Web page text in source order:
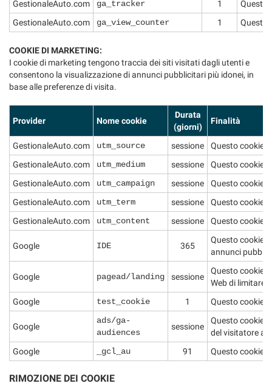
GestionaleAuto.com ga_tracker 1
Questo
GestionaleAuto.com
ga_view_counter 1 Questo
COOKIE DI MARKETING:
I cookie di marketing tengono traccia dei siti visitati dagli utenti e
consentono la visualizzazione di annunci pubblicitari più idonei, in
base alle preferenze di visita.
Provider Nome cookie
Durata
(giorni)
Finalità
GestionaleAuto.com utm_source sessione
Questo cookie
GestionaleAuto.com
utm_medium sessione
Questo cookie
GestionaleAuto.com
utm_campaign sessione
Questo cookie
GestionaleAuto.com
utm_term sessione
Questo cookie
GestionaleAuto.com
utm_content sessione Questo cookie
Google IDE 365
Questo cookie
annunci
Google pagead/landing sessione
Questo cookie
Web di limitare
Google
test_cookie 1 Questo cookie
Google
ads/ga-
audiences
sessione
Questo cookie
del visitatore
Google
_gcl_au 91 Questo cookie
RIMOZIONE DEI COOKIE